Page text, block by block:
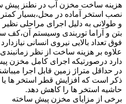
هزینه ساخت مخزن آب در نطنز پیش
نصب استخر آماده در محل،بسیار
و طولانی به دلیل اجرای مراحلی
بتن و آراما توربندی وسیستم
فوق تعداد بالایی نیروی انسانی
در حداقل متراژ زمین قابل اجرا
ذکر است که افزایش قطر استخر ها
حاشیه استخر ها را کاهش دهد.
برخی از مزایای مخزن پیش ساخته